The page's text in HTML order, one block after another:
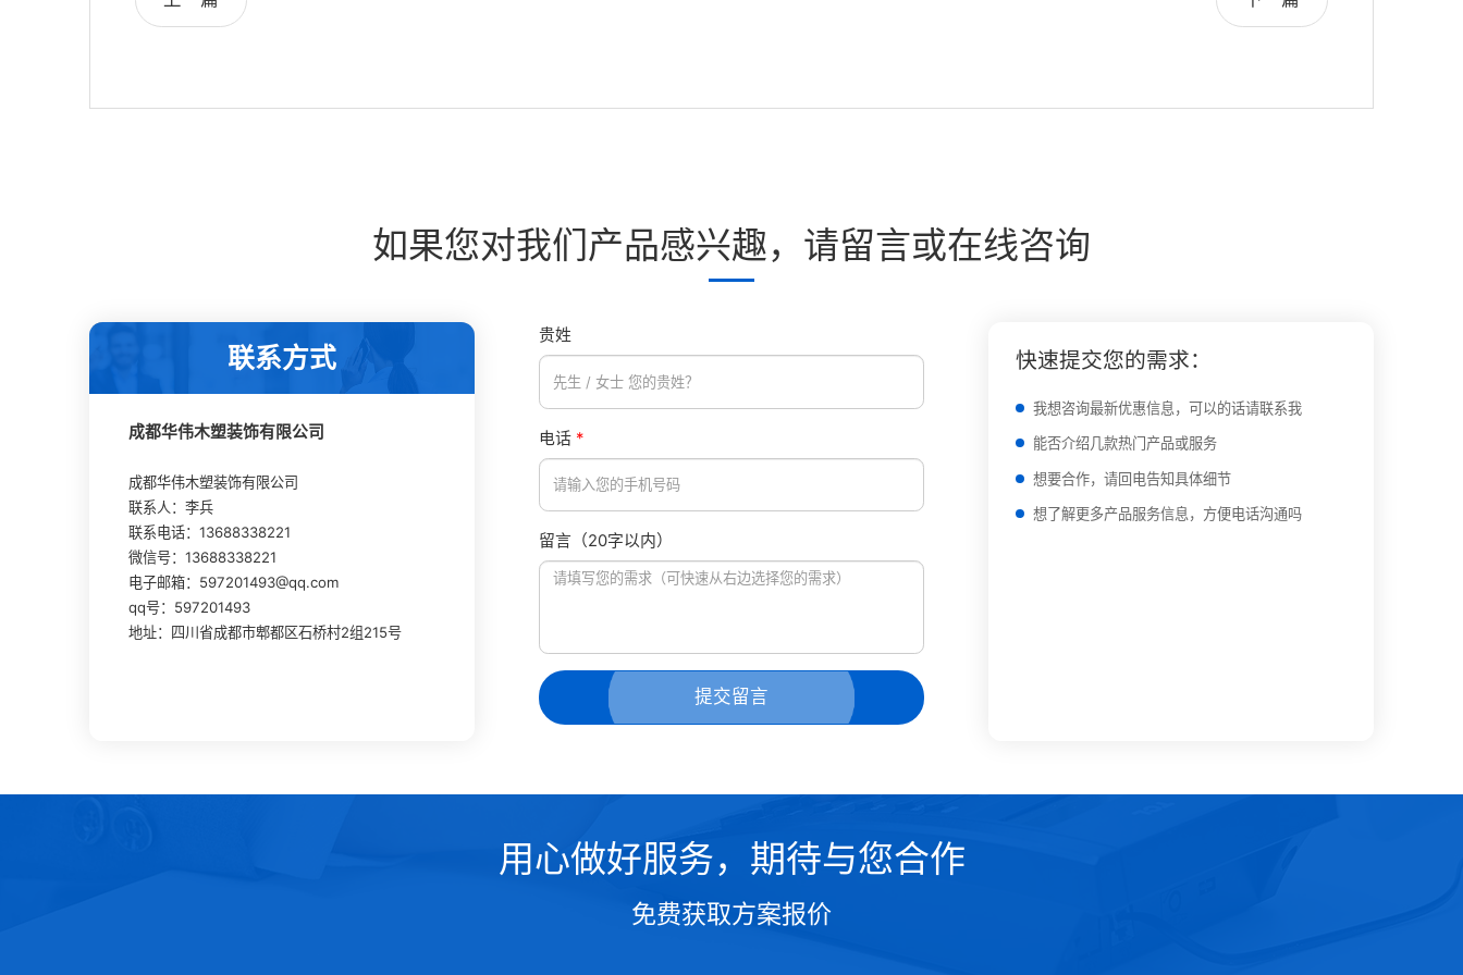
如果您对我们产品感兴趣，请留言或在线咨询
联系方式
成都华伟木塑装饰有限公司
成都华伟木塑装饰有限公司
联系人：李兵
联系电话：13688338221
微信号：13688338221
电子邮箱：597201493@qq.com
qq号：597201493
地址：四川省成都市郫都区石桥村2组215号
贵姓
电话 *
留言（20字以内）
提交留言
快速提交您的需求：
我想咨询最新优惠信息，可以的话请联系我
能否介绍几款热门产品或服务
想要合作，请回电告知具体细节
想了解更多产品服务信息，方便电话沟通吗
用心做好服务，期待与您合作
免费获取方案报价